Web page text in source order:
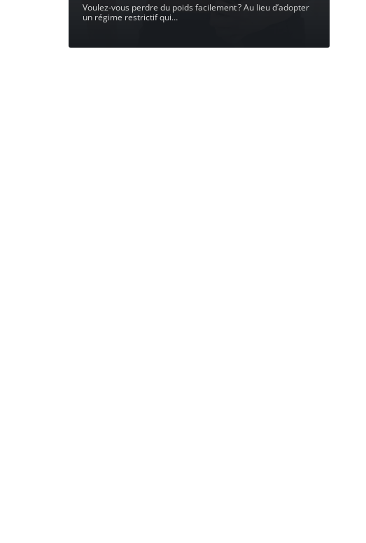
Voulez-vous perdre du poids facilement ? Au lieu d’adopter
un régime restrictif qui…